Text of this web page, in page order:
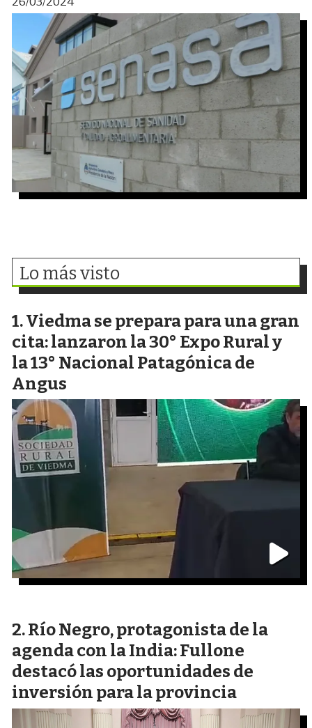
Lo más visto
Viedma se prepara para una gran
cita: lanzaron la 30° Expo Rural y
la 13° Nacional Patagónica de
Angus
Río Negro, protagonista de la
agenda con la India: Fullone
destacó las oportunidades de
inversión para la provincia